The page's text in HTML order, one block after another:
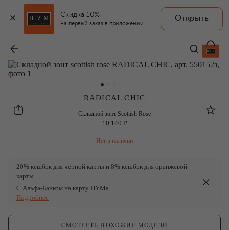
Скидка 10%
на первый заказ в приложении
Открыть
RADICAL CHIC
10 140 ₽
RADICAL CHIC
Radical Chic
Складной зонт Scottish Rose
10 140 ₽
Нет в наличии
20% кешбэк для чёрной карты и 8% кешбэк для оранжевой
карты
С Альфа-Банком на карту ЦУМа
Подробнее
СМОТРЕТЬ ПОХОЖИЕ МОДЕЛИ